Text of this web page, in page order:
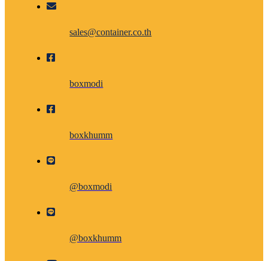
sales@container.co.th
boxmodi
boxkhumm
@boxmodi
@boxkhumm